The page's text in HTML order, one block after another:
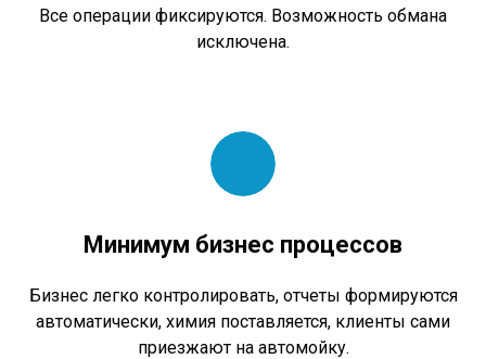
Все операции фиксируются. Возможность обмана
исключена.
Минимум бизнес процессов
Бизнес легко контролировать, отчеты формируются
автоматически, химия поставляется, клиенты сами
приезжают на автомойку.